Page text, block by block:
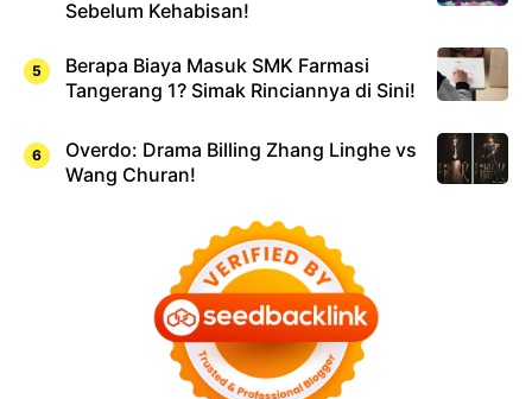
Sebelum Kehabisan!
Berapa Biaya Masuk SMK Farmasi
Tangerang 1? Simak Rinciannya di Sini!
Overdo: Drama Billing Zhang Linghe vs
Wang Churan!